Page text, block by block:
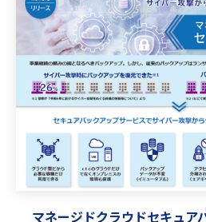
マネージドクラウドセキュア